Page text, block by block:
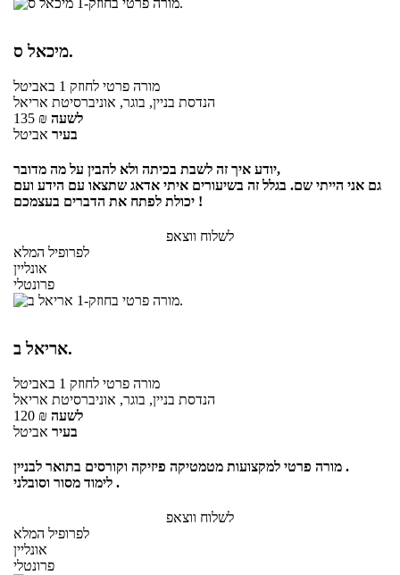
מיכאל ס.
מורה פרטי לחוזק 1
באביטל
הנדסת בניין, בוגר, אוניברסיטת אריאל
135 ₪ לשעה
בעיר אביטל
יודע איך זה לשבת בכיתה ולא להבין על מה מדובר,
גם אני הייתי שם. בגלל זה בשיעורים איתי אדאג שתצאו עם הידע ועם
יכולת לפתח את הדברים בעצמכם !
לשלוח ווצאפ
לפרופיל המלא
אונליין
פרונטלי
אריאל ב.
מורה פרטי לחוזק 1
באביטל
הנדסת בניין, בוגר, אוניברסיטת אריאל
120 ₪ לשעה
בעיר אביטל
מורה פרטי למקצועות מטמטיקה פיזיקה וקורסים בתואר לבניין .
לימוד מסור וסובלני .
לשלוח ווצאפ
לפרופיל המלא
אונליין
פרונטלי